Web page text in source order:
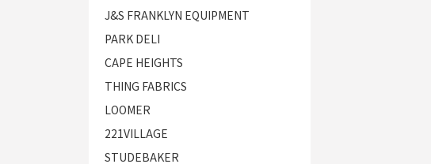
J&S FRANKLYN EQUIPMENT
PARK DELI
CAPE HEIGHTS
THING FABRICS
LOOMER
221VILLAGE
STUDEBAKER